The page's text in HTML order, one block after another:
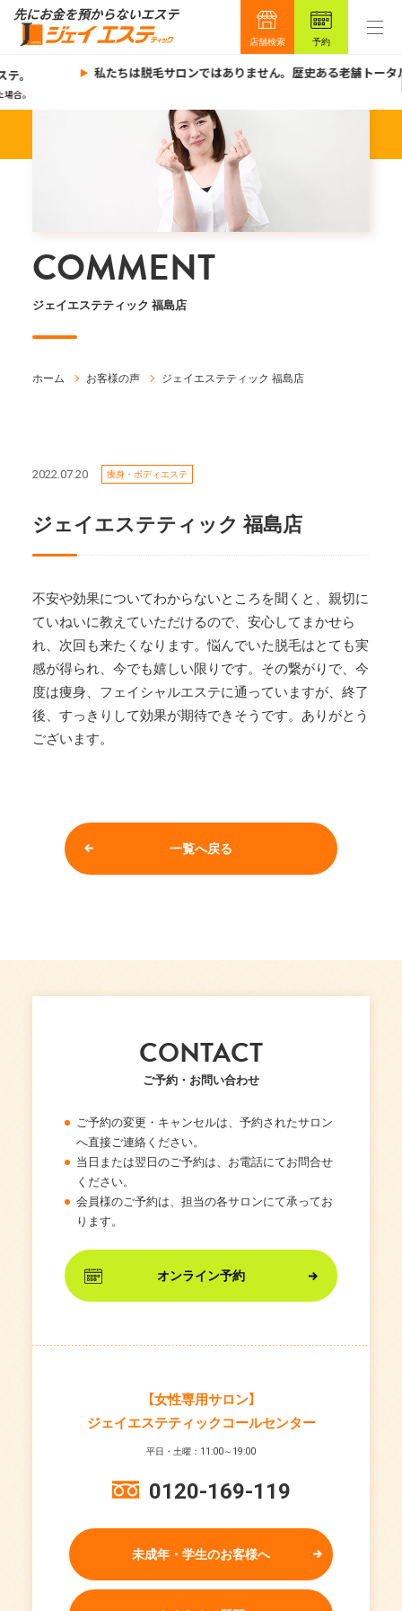
店舗検索 予約
。
合。
私たちは脱毛サロンではありません。歴史ある老舗トータ
COMMENT
ジェイエステティック 福島店
ホーム お客様の声 ジェイエステティック 福島店
2022.07.20 痩身・ボディエステ
ジェイエステティック 福島店
不安や効果についてわからないところを聞くと、親切に
ていねいに教えていただけるので、安心してまかせら
れ、次回も来たくなります。悩んでいた脱毛はとても実
感が得られ、今でも嬉しい限りです。その繋がりで、今
度は痩身、フェイシャルエステに通っていますが、終了
後、すっきりして効果が期待できそうです。ありがとう
ございます。
一覧へ戻る
CONTACT
ご予約・お問い合わせ
ご予約の変更・キャンセルは、予約されたサロン
へ直接ご連絡ください。
当日または翌日のご予約は、お電話にてお問合せ
ください。
会員様のご予約は、担当の各サロンにて承ってお
ります。
オンライン予約
【女性専用サロン】
ジェイエステティックコールセンター
平日・土曜：11:00～19:00
0120-169-119
未成年・学生のお客様へ